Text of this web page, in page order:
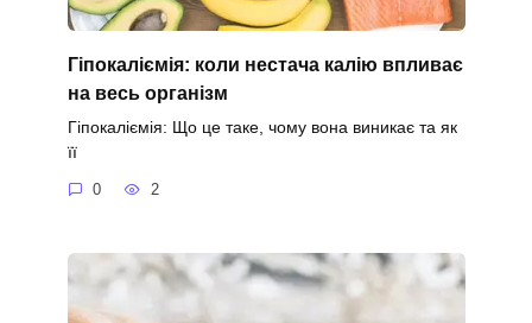
Гіпокаліємія: коли нестача калію впливає
на весь організм
Гіпокаліємія: Що це таке, чому вона виникає та як
її
0 2